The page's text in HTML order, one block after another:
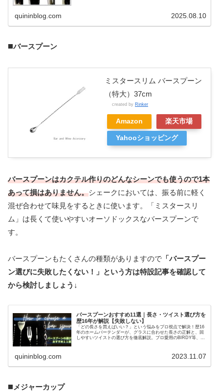
quininblog.com 2025.08.10
◼️バースプーン
ミスタースリム バースプーン
（特大）37cm
created by Rinker
Amazon 楽天市場
Yahooショッピング
バースプーンはカクテル作りのどんなシーンでも使うので1本
あって損はありません。シェークにおいては、振る前に軽く
混ぜ合わせて味見をするときに使います。「ミスタースリ
ム」は長くて使いやすいオーソドックスなバースプーンで
す。
バースプーンもたくさんの種類がありますので 「バースプー
ン選びに失敗したくない！」という方は特設記事を確認して
から検討しましょう↓
バースプーンおすすめ11選｜長さ・ツイスト選び方を
歴16年が解説【失敗しない】
「どの長さを買えばいい？」という悩みをプロ視点で解決！歴16
年のホームバーテンダーが、グラスに合わせた長さの正解と、回
しやすいツイストの選び方を徹底解説。プロ愛用のBIRDY等、厳
quininblog.com 2023.11.07
◼️ メジャーカップ